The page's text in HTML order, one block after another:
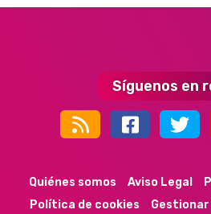
Síguenos en
Quiénes somos Aviso Legal
Política de cookies